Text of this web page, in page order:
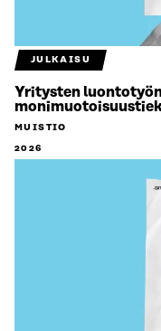
JULKAISU
Yritysten
MUISTIO
2026